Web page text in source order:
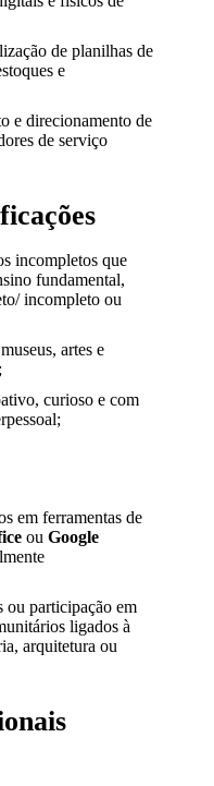
de planilhas de
e
e direcionamento de
de serviço
incompletos que
fundamental,
incompleto ou
artes e
curioso e com
em ferramentas de
ou Google
ou participação em
ligados à
arquitetura ou